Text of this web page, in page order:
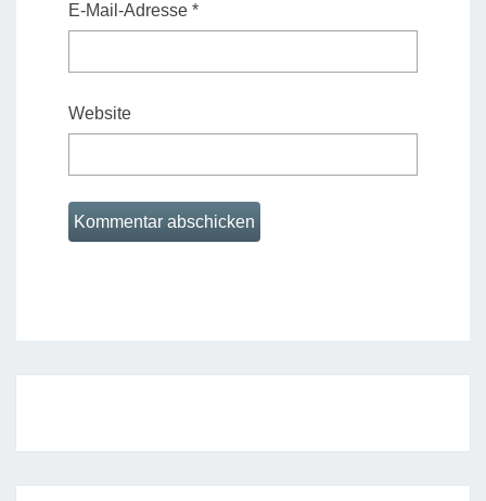
E-Mail-Adresse *
Website